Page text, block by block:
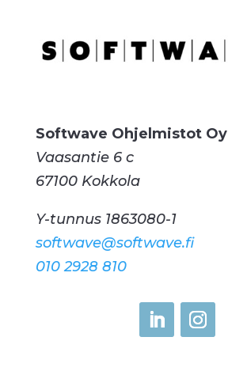
Softwave Ohjelmistot Oy
Vaasantie 6 c
67100 Kokkola
Y-tunnus 1863080-1
softwave@softwave.fi
010 2928 810